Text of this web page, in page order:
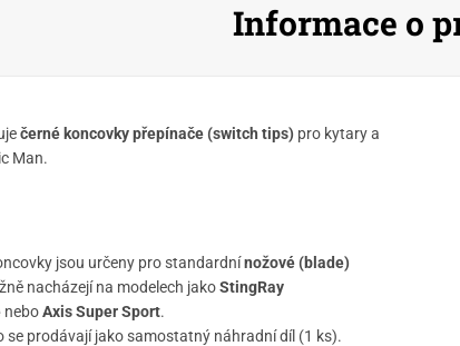
Informace o
černé koncovky přepínače (switch tips)pro kytary a
Man.
jsou určeny pro standardnínožové (blade)
nacházejí na modelech jakoStingRay
neboAxis Super Sport.
se prodávají jako samostatný náhradní díl (1 ks).